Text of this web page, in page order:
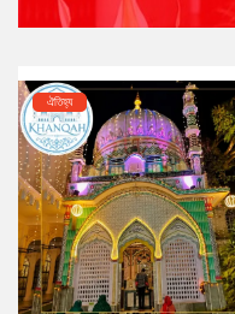
ঐতিহ্য